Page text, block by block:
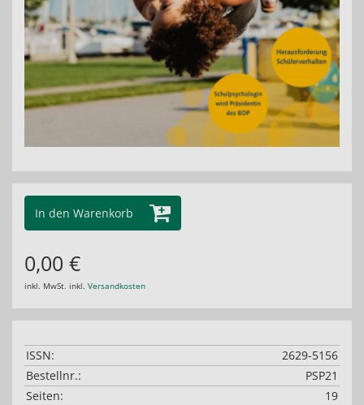
In den Warenkorb
0,00 €
inkl. MwSt. inkl. Versandkosten
ISSN:
2629-5156
Bestellnr.:
PSP21
Seiten:
19